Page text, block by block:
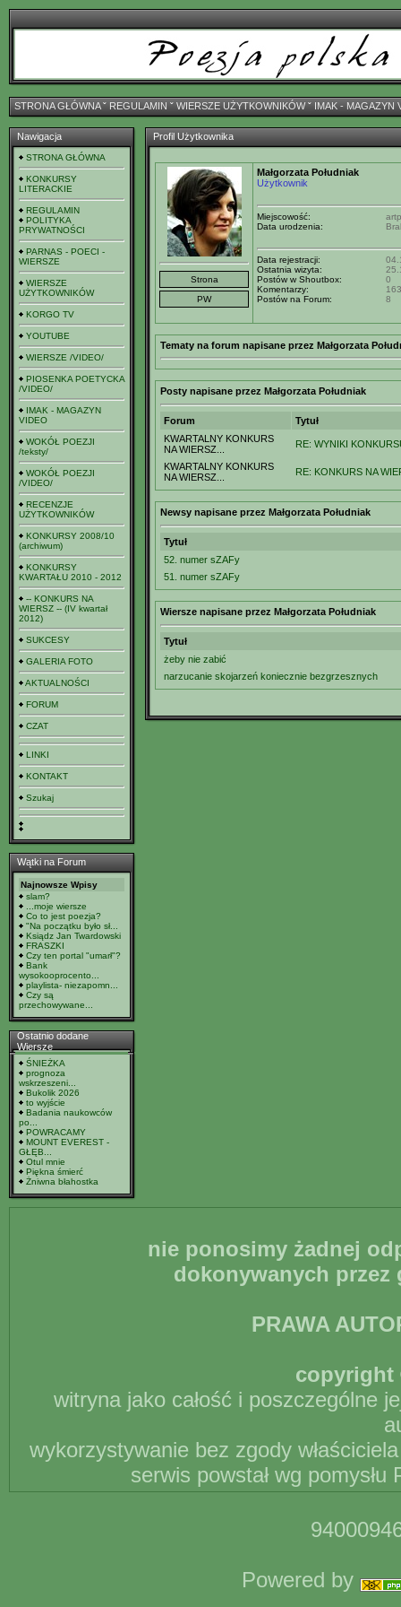
STRONA GŁÓWNAˇ REGULAMIN ˇ WIERSZE UŻYTKOWNIKÓWˇ IMAK - MAGAZYN
Nawigacja
STRONA GŁÓWNA
KONKURSY
LITERACKIE
REGULAMIN
POLITYKA
PRYWATNOŚCI
PARNAS - POECI -
WIERSZE
WIERSZE
UŻYTKOWNIKÓW
KORGO TV
YOUTUBE
WIERSZE /VIDEO/
PIOSENKA POETYCKA
/VIDEO/
IMAK - MAGAZYN
VIDEO
WOKÓŁ POEZJI
/teksty/
WOKÓŁ POEZJI
/VIDEO/
RECENZJE
UŻYTKOWNIKÓW
KONKURSY 2008/10
(archiwum)
KONKURSY
KWARTAŁU 2010 - 2012
-- KONKURS NA
WIERSZ -- (IV kwartał
2012)
SUKCESY
GALERIA FOTO
AKTUALNOŚCI
FORUM
CZAT
LINKI
KONTAKT
Szukaj
Wątki na Forum
Najnowsze Wpisy
slam?
...moje wiersze
Co to jest poezja?
"Na początku było sł...
Ksiądz Jan Twardowski
FRASZKI
Czy ten portal "umarł"?
Bank
wysokooprocento...
playlista- niezapomn...
Czy są
przechowywane...
Ostatnio dodane
Wiersze
ŚNIEŻKA
prognoza
wskrzeszeni...
Bukolik 2026
to wyjście
Badania naukowców
po...
POWRACAMY
MOUNT EVEREST -
GŁĘB...
Otul mnie
Piękna śmierć
Żniwna błahostka
Profil Użytkownika
Małgorzata Południak
Użytkownik
Miejscowość:
Data urodzenia:
Data rejestracji:
Ostatnia wizyta:
Postów w Shoutbox:
0
Komentarzy:
163
Postów na Forum:
8
Tematy na forum napisane przez Małgorzata
Posty napisane przez Małgorzata Południak
Forum
Tytuł
KWARTALNY KONKURS
NA WIERSZ...
RE: WYNIKI
KWARTALNY KONKURS
NA WIERSZ...
RE: KONKURS NA
Newsy napisane przez Małgorzata Południak
Tytuł
52. numer sZAFy
51. numer sZAFy
Wiersze napisane przez Małgorzata Południak
Tytuł
żeby nie zabić
narzucanie skojarzeń koniecznie bezgrzesznych
nie ponosimy żadnej
dokonywanych
PRAWA
copyright
witryna jako całość i poszczególne
wykorzystywanie bez zgody
serwis powstał wg
Powered by